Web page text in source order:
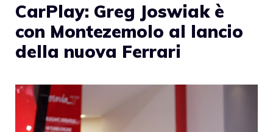
CarPlay: Greg Joswiak è
con Montezemolo al lancio
della nuova Ferrari